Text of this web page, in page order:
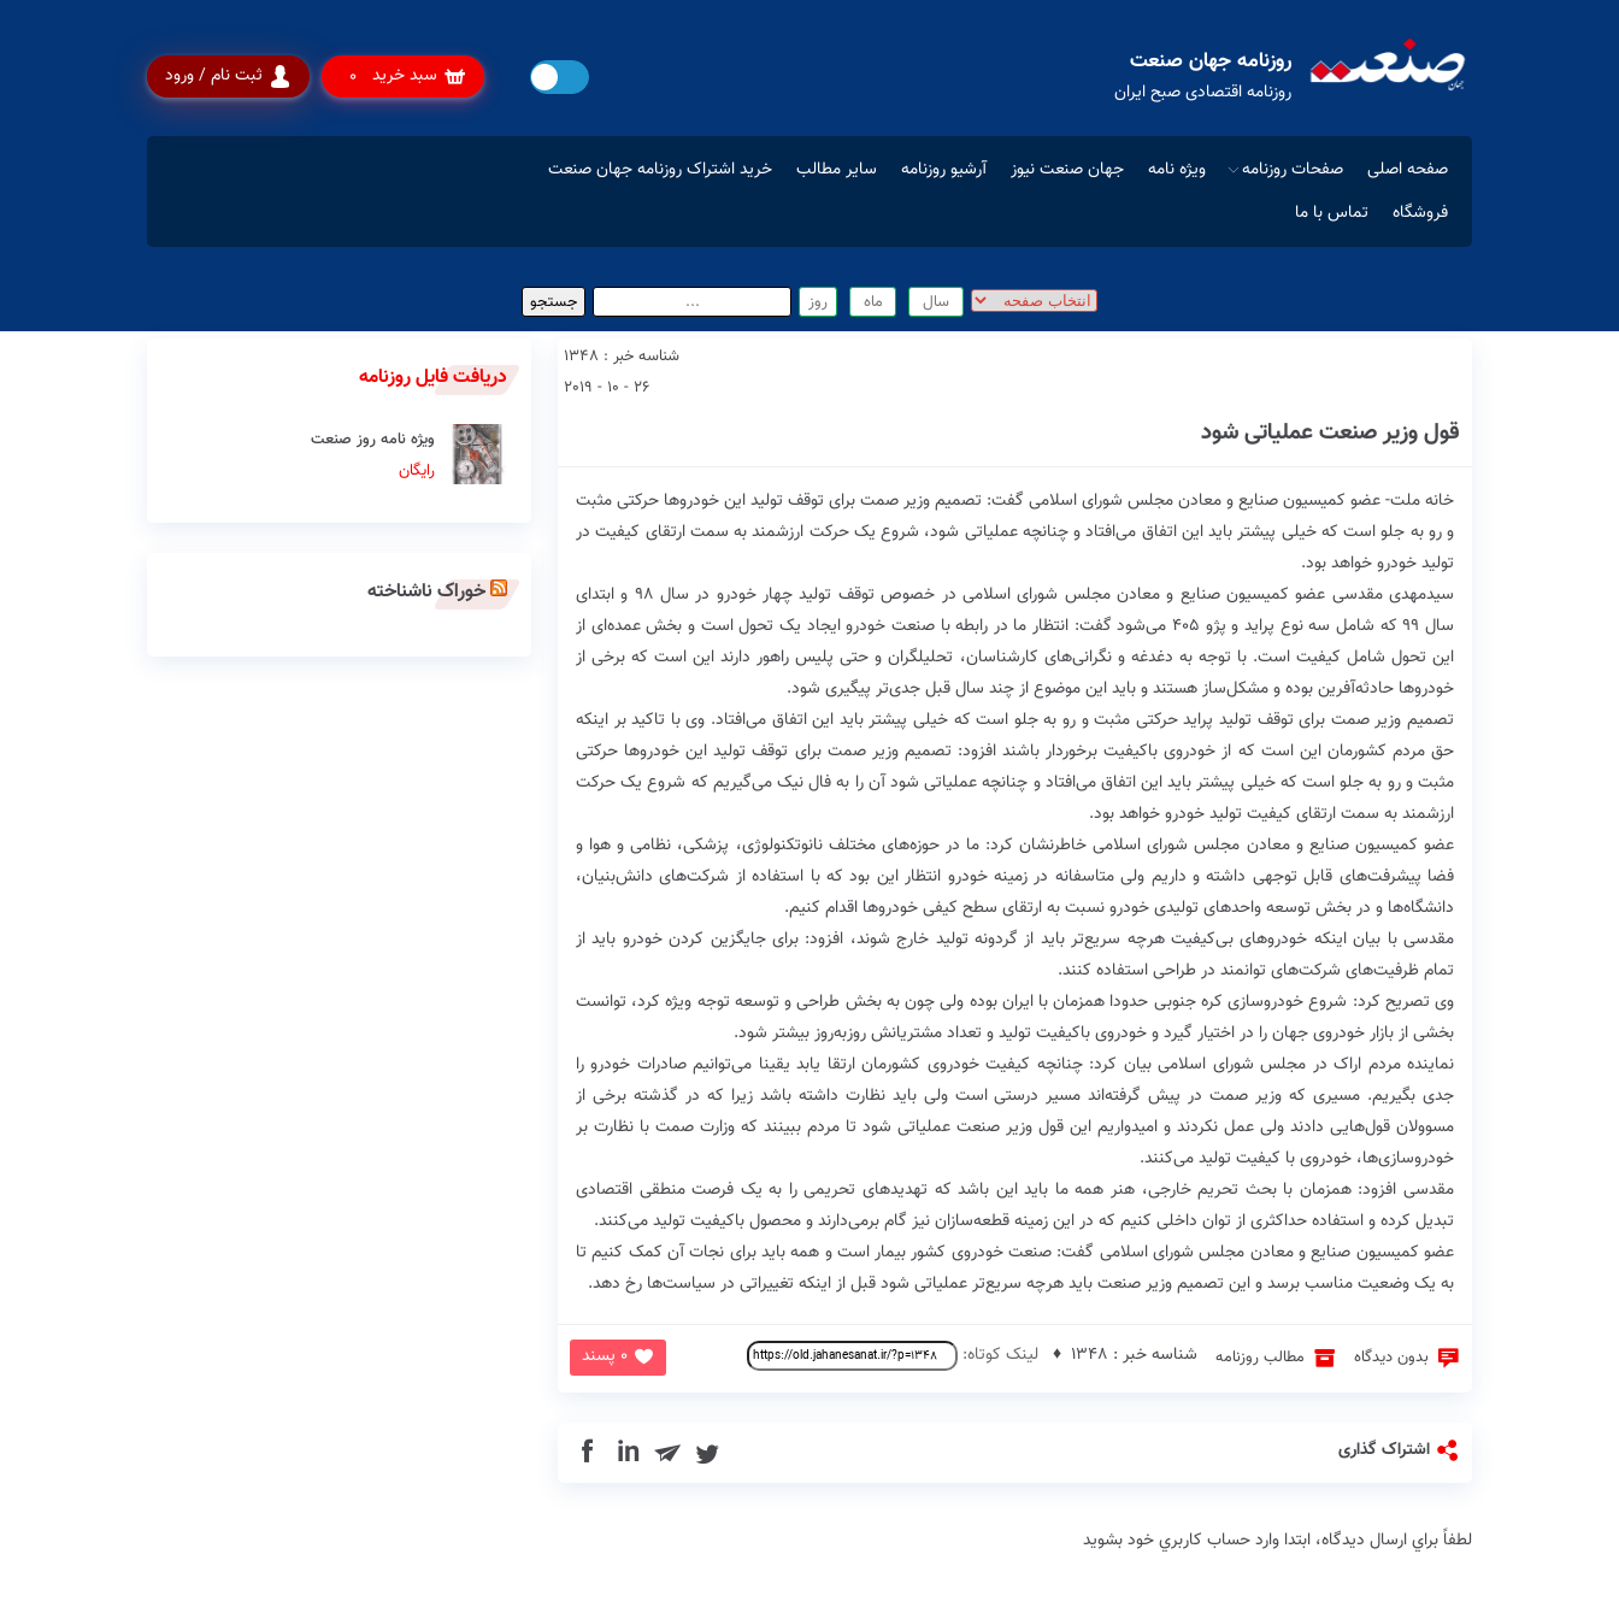
روزنامه جهان صنعت
روزنامه اقتصادی صبح ایران
ثبت نام / ورود سبد خرید 0
صفحه اصلی صفحات روزنامه ویژه نامه جهان صنعت نیوز آرشیو روزنامه سایر مطالب
خرید اشتراک روزنامه جهان صنعت
فروشگاه
تماس با ما
شناسه خبر : 1348
26 - 10 - 2019
قول وزیر صنعت عملیاتی شود
خانه ملت- عضو کمیسیون صنایع و معادن مجلس شورای اسلامی گفت: تصمیم وزیر صمت برای توقف تولید این خودروها حرکتی مثبت
و رو به جلو است که خیلی پیشتر باید این اتفاق می‌افتاد و چنانچه عملیاتی شود، شروع یک حرکت ارزشمند به سمت ارتقای کیفیت در
تولید خودرو خواهد بود.
سیدمهدی مقدسی عضو کمیسیون صنایع و معادن مجلس شورای اسلامی در خصوص توقف تولید چهار خودرو در سال ۹۸ و ابتدای
سال ۹۹ که شامل سه نوع پراید و پژو ۴۰۵ می‌شود گفت: انتظار ما در رابطه با صنعت خودرو ایجاد یک تحول است و بخش عمده‌ای از
این تحول شامل کیفیت است. با توجه به دغدغه و نگرانی‌های کارشناسان، تحلیلگران و حتی پلیس راهور دارند این است که برخی از
خودروها حادثه‌آفرین بوده و مشکل‌ساز هستند و باید این موضوع از چند سال قبل جدی‌تر پیگیری شود.
تصمیم وزیر صمت برای توقف تولید پراید حرکتی مثبت و رو به جلو است که خیلی پیشتر باید این اتفاق می‌افتاد. وی با تاکید بر اینکه
حق مردم کشورمان این است که از خودروی باکیفیت برخوردار باشند افزود: تصمیم وزیر صمت برای توقف تولید این خودروها حرکتی
مثبت و رو به جلو است که خیلی پیشتر باید این اتفاق می‌افتاد و چنانچه عملیاتی شود آن را به فال نیک می‌گیریم که شروع یک حرکت
ارزشمند به سمت ارتقای کیفیت تولید خودرو خواهد بود.
عضو کمیسیون صنایع و معادن مجلس شورای اسلامی خاطرنشان کرد: ما در حوزه‌های مختلف نانوتکنولوژی، پزشکی، نظامی و هوا و
فضا پیشرفت‌های قابل توجهی داشته و داریم ولی متاسفانه در زمینه خودرو انتظار این بود که با استفاده از شرکت‌های دانش‌بنیان،
دانشگاه‌ها و در بخش توسعه واحدهای تولیدی خودرو نسبت به ارتقای سطح کیفی خودروها اقدام کنیم.
مقدسی با بیان اینکه خودروهای بی‌کیفیت هرچه سریع‌تر باید از گردونه تولید خارج شوند، افزود: برای جایگزین کردن خودرو باید از
تمام ظرفیت‌های شرکت‌های توانمند در طراحی استفاده کنند.
وی تصریح کرد: شروع خودروسازی کره جنوبی حدودا همزمان با ایران بوده ولی چون به بخش طراحی و توسعه توجه ویژه کرد، توانست
بخشی از بازار خودروی جهان را در اختیار گیرد و خودروی باکیفیت تولید و تعداد مشتریانش روز‌به‌روز بیشتر شود.
نماینده مردم اراک در مجلس شورای اسلامی بیان کرد: چنانچه کیفیت خودروی کشورمان ارتقا یابد یقینا می‌توانیم صادرات خودرو را
جدی بگیریم. مسیری که وزیر صمت در پیش گرفته‌اند مسیر درستی است ولی باید نظارت داشته باشد زیرا که در گذشته برخی از
مسوولان قول‌هایی دادند ولی عمل نکردند و امیدواریم این قول وزیر صنعت عملیاتی شود تا مردم ببینند که وزارت صمت با نظارت بر
خودروسازی‌ها، خودروی با کیفیت تولید می‌کنند.
مقدسی افزود: همزمان با بحث تحریم خارجی، هنر همه ما باید این باشد که تهدیدهای تحریمی را به یک فرصت منطقی اقتصادی
تبدیل کرده و استفاده حداکثری از توان داخلی کنیم که در این زمینه قطعه‌سازان نیز‌ گام بر‌می‌دارند و محصول باکیفیت تولید می‌کنند.
عضو کمیسیون صنایع و معادن مجلس شورای اسلامی گفت: صنعت خودروی کشور بیمار است و همه باید برای نجات آن کمک کنیم تا
به یک وضعیت مناسب برسد و این تصمیم وزیر صنعت باید هرچه سریع‌تر عملیاتی شود قبل از اینکه تغییراتی در سیاست‌ها رخ دهد.
بدون دیدگاه مطالب روزنامه 0 پسند شناسه خبر : 1348 ♦ لینک کوتاه:
اشتراک گذاری in
لطفاً براي ارسال دیدگاه، ابتدا وارد حساب كاربري خود بشويد
دریافت فایل روزنامه
ویژه نامه روز صنعت
رایگان
خوراک ناشناخته